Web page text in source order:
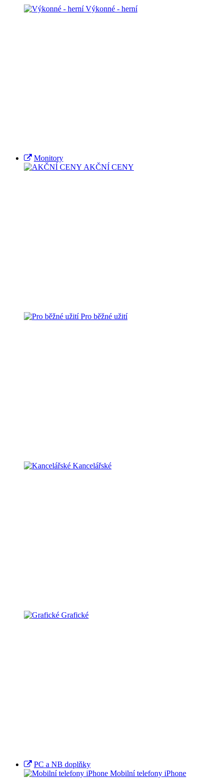
Výkonné - herní
Monitory
AKČNÍ CENY
Pro běžné užití
Kancelářské
Grafické
PC a NB doplňky
Mobilní telefony iPhone